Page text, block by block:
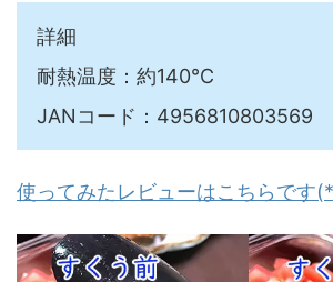
詳細
耐熱温度：約140℃
JANコード：4956810803569
使ってみたレビューはこちらです